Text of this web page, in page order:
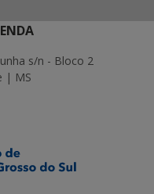
s/n - Bloco 2
| MS